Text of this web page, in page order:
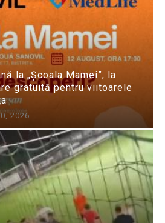
la „Școala Mamei”, la
gratuită pentru viitoarele
2026